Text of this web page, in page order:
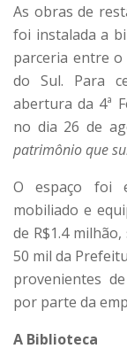
As obras de
foi instalada a
parceria entre o
do Sul. Para
abertura da 4ª
no dia 26 de
patrimônio que
O espaço foi
mobiliado e
de R$1.4
50 mil da
provenientes
por parte da
A Biblioteca